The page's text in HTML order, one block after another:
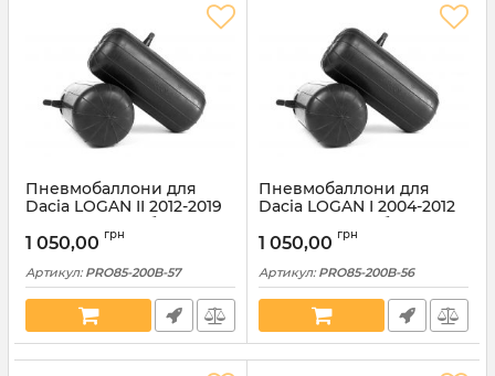
Пневмобаллони для
Dacia LOGAN II 2012-2019
вентилем (PRO85-200B-
1 050,00 грн
Артикул: PRO85-200B-57
Пневмобаллони для
Dacia LOGAN I 2004-2012
вентилем (PRO85-200B-
1 050,00 грн
Артикул: PRO85-200B-56